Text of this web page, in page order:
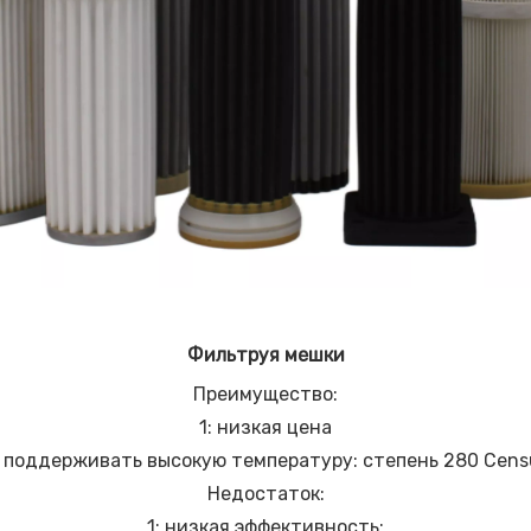
Фильтруя мешки
Преимущество:
1: низкая цена
высокую температуру: степень 280
Недостаток: